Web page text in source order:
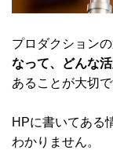
プロダクション
なって、どんな活
あることが大切で
HPに書いてある
わかりません。